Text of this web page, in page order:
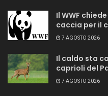
Il WWF
caccia per il
7 AGOSTO 2026
Il caldo sta
caprioli del
7 AGOSTO 2026